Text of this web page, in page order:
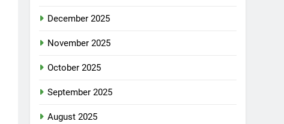
December 2025
November 2025
October 2025
September 2025
August 2025